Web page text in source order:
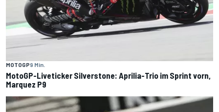
MOTOGP9 Min.
MotoGP-Liveticker Silverstone: Aprilia-Trio im Sprint vorn,
Marquez P9